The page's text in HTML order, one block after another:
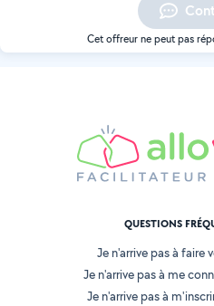
Cet offreur ne peut pas
QUESTIONS
Je n'arrive pas à faire
Je n'arrive pas à me
Je n'arrive pas à